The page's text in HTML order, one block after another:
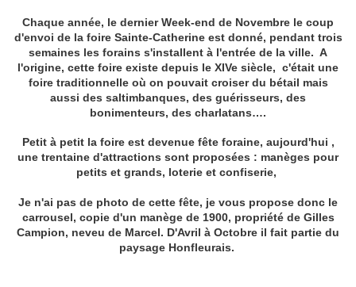
Chaque année, le dernier Week-end de Novembre le coup
d'envoi de la foire Sainte-Catherine est donné, pendant trois
semaines les forains s'installent à l'entrée de la ville. A
l'origine, cette foire existe depuis le XIVe siècle, c'était une
foire traditionnelle où on pouvait croiser du bétail mais
aussi des saltimbanques, des guérisseurs, des
bonimenteurs, des charlatans….
Petit à petit la foire est devenue fête foraine, aujourd'hui ,
une trentaine d'attractions sont proposées : manèges pour
petits et grands, loterie et confiserie,
Je n'ai pas de photo de cette fête, je vous propose donc le
carrousel, copie d'un manège de 1900, propriété de Gilles
Campion, neveu de Marcel. D'Avril à Octobre il fait partie du
paysage Honfleurais.